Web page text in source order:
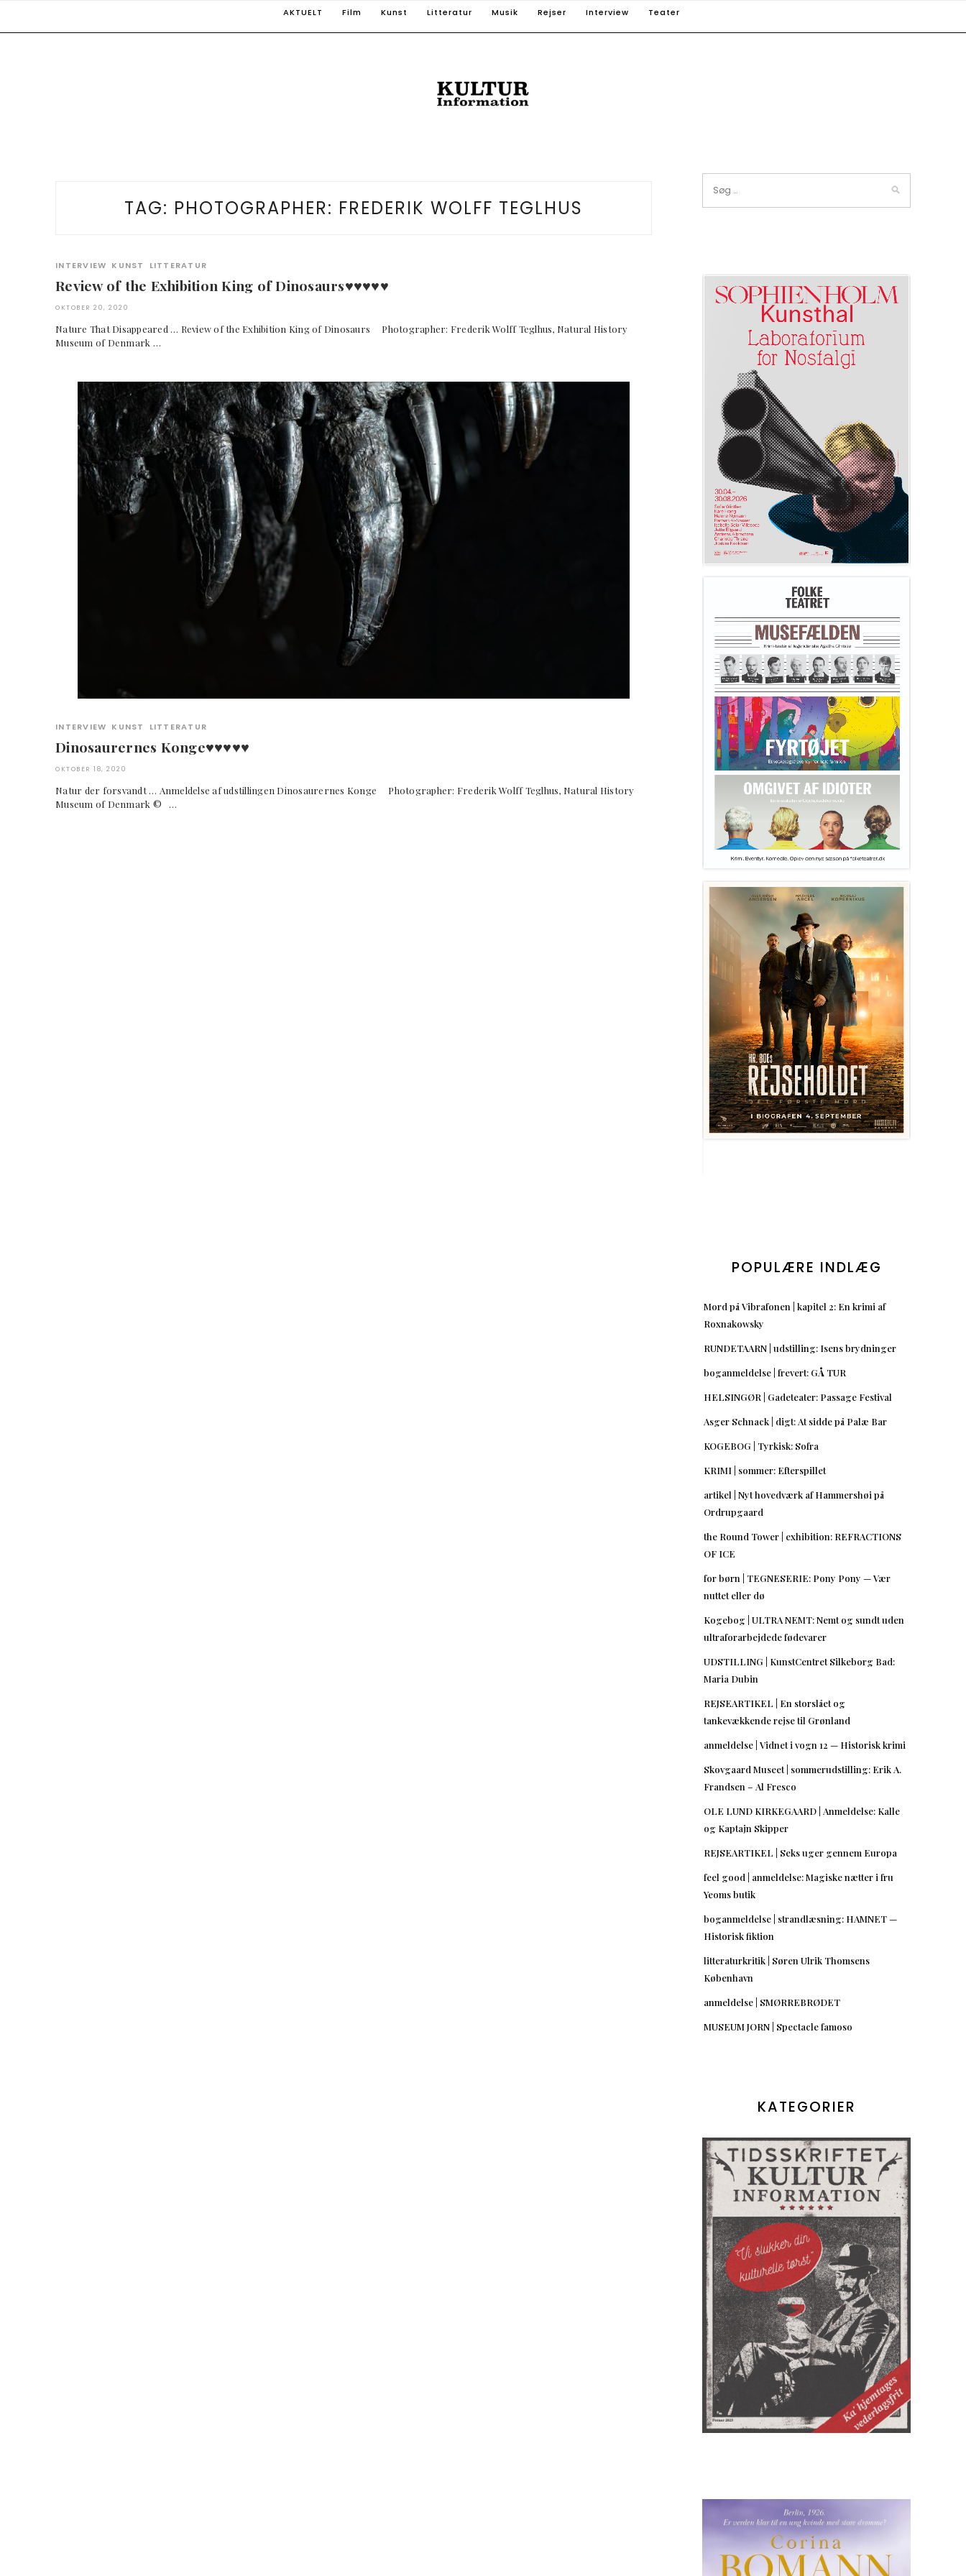
AKTUELT Film Kunst Litteratur Musik Rejser Interview Teater
TAG: PHOTOGRAPHER: FREDERIK WOLFF TEGLHUS
INTERVIEW KUNST LITTERATUR
Review of the Exhibition King of Dinosaurs♥︎♥︎♥︎♥︎♥︎
OKTOBER 20, 2020
Nature That Disappeared … Review of the Exhibition King of Dinosaurs Photographer: Frederik Wolff Teglhus, Natural History
Museum of Denmark …
INTERVIEW KUNST LITTERATUR
Dinosaurernes Konge♥︎♥︎♥︎♥︎♥︎
OKTOBER 18, 2020
Natur der forsvandt … Anmeldelse af udstillingen Dinosaurernes Konge Photographer: Frederik Wolff Teglhus, Natural History
Museum of Denmark © …
POPULÆRE INDLÆG
Mord på Vibrafonen | kapitel 2: En krimi af
Roxnakowsky
RUNDETAARN | udstilling: Isens brydninger
boganmeldelse | frevert: GÅ TUR
HELSINGØR | Gadeteater: Passage Festival
Asger Schnack | digt: At sidde på Palæ Bar
KOGEBOG | Tyrkisk: Sofra
KRIMI | sommer: Efterspillet
artikel | Nyt hovedværk af Hammershøi på
Ordrupgaard
the Round Tower | exhibition: REFRACTIONS
OF ICE
for børn | TEGNESERIE: Pony Pony — Vær
nuttet eller dø
Kogebog | ULTRA NEMT: Nemt og sundt uden
ultraforarbejdede fødevarer
UDSTILLING | KunstCentret Silkeborg Bad:
Maria Dubin
REJSEARTIKEL | En storslået og
tankevækkende rejse til Grønland
anmeldelse | Vidnet i vogn 12 — Historisk krimi
Skovgaard Museet | sommerudstilling: Erik A.
Frandsen – Al Fresco
OLE LUND KIRKEGAARD | Anmeldelse: Kalle
og Kaptajn Skipper
REJSEARTIKEL | Seks uger gennem Europa
feel good | anmeldelse: Magiske nætter i fru
Yeoms butik
boganmeldelse | strandlæsning: HAMNET —
Historisk fiktion
litteraturkritik | Søren Ulrik Thomsens
København
anmeldelse | SMØRREBRØDET
MUSEUM JORN | Spectacle famoso
KATEGORIER